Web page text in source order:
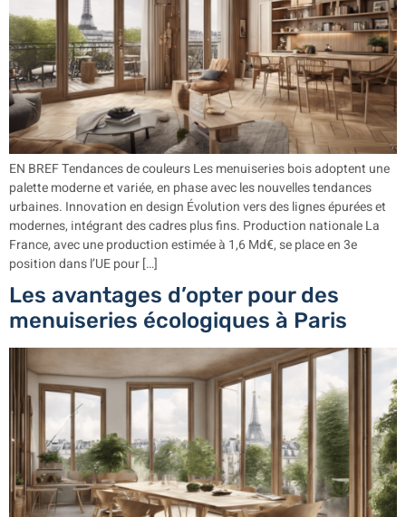
EN BREF Tendances de couleurs Les menuiseries bois adoptent une
palette moderne et variée, en phase avec les nouvelles tendances
urbaines. Innovation en design Évolution vers des lignes épurées et
modernes, intégrant des cadres plus fins. Production nationale La
France, avec une production estimée à 1,6 Md€, se place en 3e
position dans l’UE pour […]
Les avantages d’opter pour des
menuiseries écologiques à Paris